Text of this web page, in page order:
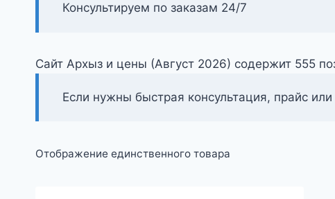
Консультируем по заказам 24/7
Сайт Архыз и цены (Август 2026) содержит 555
Если нужны быстрая консультация, прайс или
Отображение единственного товара